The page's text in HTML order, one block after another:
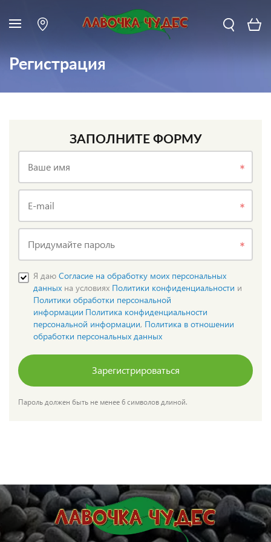
Регистрация
ЗАПОЛНИТЕ ФОРМУ
Ваше имя
E-mail
Придумайте пароль
Я даю Cогласие на обработку моих персональных
данных на условиях Политики конфиденциальности и
Политики обработки персональной
информации Политика конфиденциальности
персональной информации, Политика в отношении
обработки персональных данных
Зарегистрироваться
Пароль должен быть не менее 6 символов длиной.